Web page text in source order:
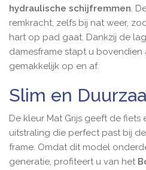
hydraulische schijfremmen.
remkracht, zelfs bij nat weer,
hart op pad gaat. Dankzij de
damesframe stapt u bovendien
gemakkelijk op en af.
Slim en
De kleur Mat Grijs geeft de
uitstraling die perfect past bij
frame. Omdat dit model
generatie, profiteert u van het